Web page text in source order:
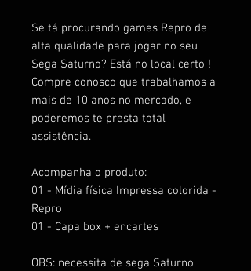
Se tá procurando games Repro de
alta qualidade para jogar no seu
Sega Saturno? Está no local certo !
Compre conosco que trabalhamos a
mais de 10 anos no mercado, e
poderemos te presta total
assistência.
Acompanha o produto:
01 - Mídia física Impressa colorida -
Repro
01 - Capa box + encartes
OBS: necessita de sega Saturno